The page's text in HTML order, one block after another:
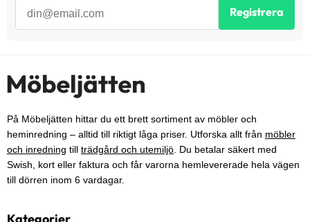
Registrera
På Möbeljätten hittar du ett brett sortiment av möbler och
heminredning – alltid till riktigt låga priser. Utforska allt från möbler
och inredning till trädgård och utemiljö . Du betalar säkert med
Swish, kort eller faktura och får varorna hemlevererade hela vägen
till dörren inom 6 vardagar.